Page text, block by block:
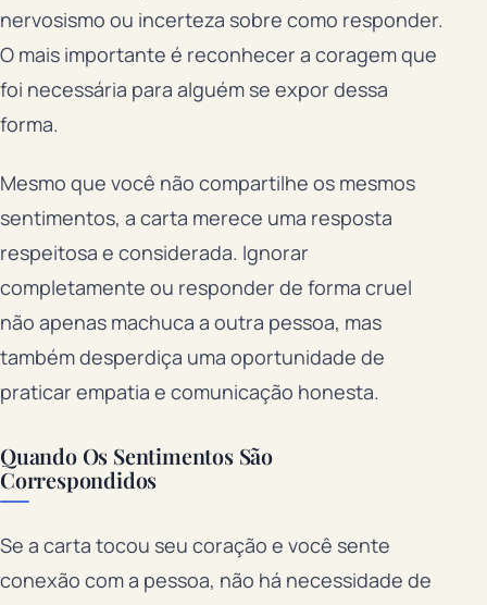
nervosismo ou incerteza sobre como responder.
O mais importante é reconhecer a coragem que
foi necessária para alguém se expor dessa
forma.
Mesmo que você não compartilhe os mesmos
sentimentos, a carta merece uma resposta
respeitosa e considerada. Ignorar
completamente ou responder de forma cruel
não apenas machuca a outra pessoa, mas
também desperdiça uma oportunidade de
praticar empatia e comunicação honesta.
Quando Os Sentimentos São
Correspondidos
Se a carta tocou seu coração e você sente
conexão com a pessoa, não há necessidade de